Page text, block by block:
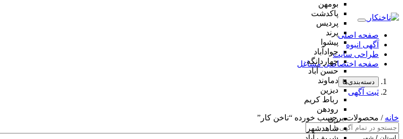
بومهن
پاکدشت
پردیس
پرند
پیشوا
جوادآباد
چهاردانگه
حسن آباد
دماوند
دیزین
رباط کریم
رودهن
ری
شاهدشهر
صفحه اصلی
آگهی انبوه
طراحی سایت
صفحه اختصاصی مشاغل
دسته‌بندی‌ها
ثبت آگهی
خانه / محصولات برچسب خورده “ناخن کار”